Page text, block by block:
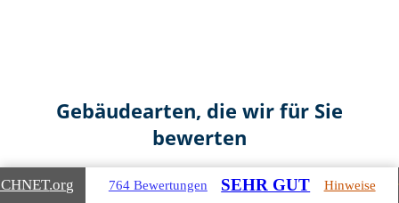
Gebäudearten, die wir für Sie
bewerten
.org 764 Bewertungen SEHR GUT Hinweise